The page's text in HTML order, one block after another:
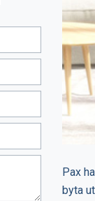
Pax
byta